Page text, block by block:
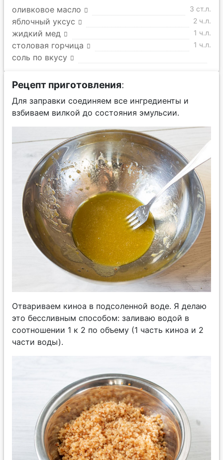
оливковое масло 3 ст.л.
яблочный уксус 2 ч.л.
жидкий мед 1 ч.л.
столовая горчица 1 ч.л.
соль по вкусу
Рецепт приготовления:
Для заправки соединяем все ингредиенты и
взбиваем вилкой до состояния эмульсии.
Отвариваем киноа в подсоленной воде. Я делаю
это бессливным способом: заливаю водой в
соотношении 1 к 2 по объему (1 часть киноа и 2
части воды).